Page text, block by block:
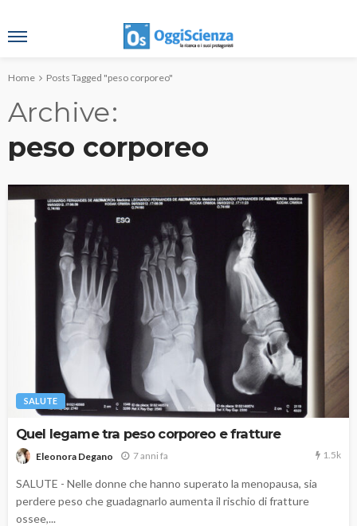
Home Posts Tagged "peso corporeo"
Archive
peso corporeo
SALUTE
Quel legame tra peso corporeo e fratture
Eleonora Degano 7 anni fa 1.5k
SALUTE - Nelle donne che hanno superato la menopausa, sia
perdere peso che guadagnarlo aumenta il rischio di fratture
ossee,...